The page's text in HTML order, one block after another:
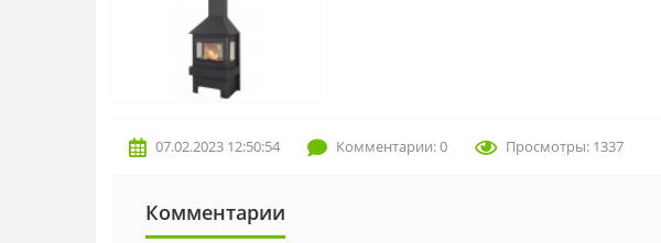
07.02.2023 12:50:54 Комментарии: 0 Просмотры: 1337
Комментарии